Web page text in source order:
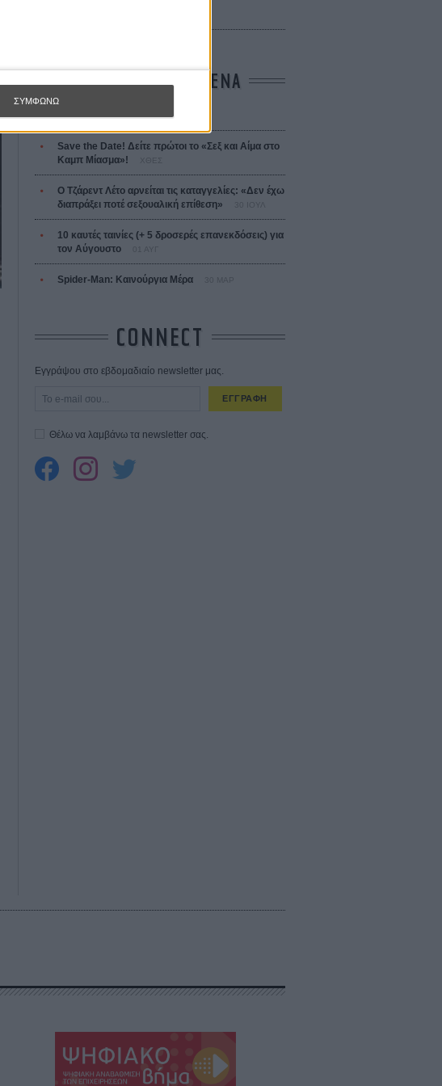
ΣΥΜΦΩΝΩ
ΤΑ ΠΙΟ ΔΙΑΒΑΣΜΕΝΑ
Οδύσσεια
Save the Date! Δείτε πρώτοι το «Σεξ και Αίμα στο
Καμπ Μίασμα»!
ΧΘΕΣ
Ο Τζάρεντ Λέτο αρνείται τις καταγγελίες: «Δεν έχω
διαπράξει ποτέ σεξουαλική επίθεση»
10 καυτές ταινίες (+ 5 δροσερές επανεκδόσεις) για
τον Αύγουστο
Spider-Man: Καινούργια Μέρα 30 ΜΑΡ
CONNECT
Εγγράψου στο εβδομαδιαίο newsletter μας.
ΕΓΓΡΑΦΗ
Θέλω να λαμβάνω τα newsletter σας.